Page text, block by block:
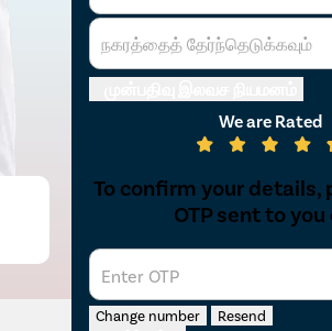
நகரத்தைத் தேர்ந்தெடுக்கவும்
We are Rated
To confirm your details,
OTP sent to
Enter OTP
Change number Resend